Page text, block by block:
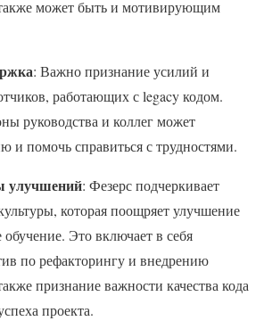
может быть и мотивирующим
: Важно признание усилий и
работающих с legacy кодом.
руководства и коллег может
и помочь справиться с трудностями.
улучшений: Фезерс подчеркивает
которая поощряет улучшение
Это включает в себя
по рефакторингу и внедрению
признание важности качества кода
проекта.